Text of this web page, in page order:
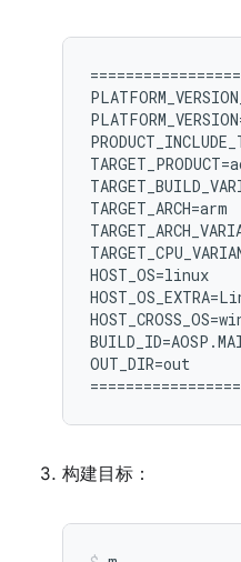
TARGET_ARCH=arm
HOST_OS=linux
OUT_DIR=out
构建目标：